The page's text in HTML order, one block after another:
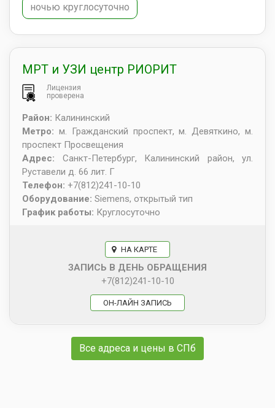
ночью круглосуточно
МРТ и УЗИ центр РИОРИТ
Лицензия
проверена
Район: Калининский
Метро: м. Гражданский проспект, м. Девяткино, м.
проспект Просвещения
Адрес: Санкт-Петербург, Калининский район, ул.
Руставели д. 66 лит. Г
Телефон: +7(812)241-10-10
Оборудование: Siemens, открытый тип
График работы: Круглосуточно
НА КАРТЕ
ЗАПИСЬ В ДЕНЬ ОБРАЩЕНИЯ
+7(812)241-10-10
ОН-ЛАЙН ЗАПИСЬ
Все адреса и цены в СПб